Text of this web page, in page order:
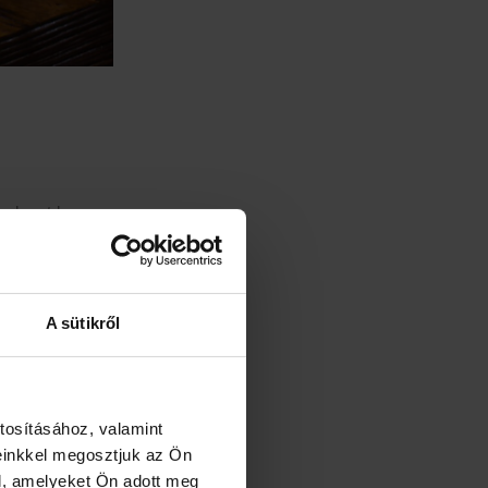
A sütikről
valamint
megosztjuk az Ön
amelyeket Ön adott meg
lassan
jöhet a
pedig a
Az
a hab és